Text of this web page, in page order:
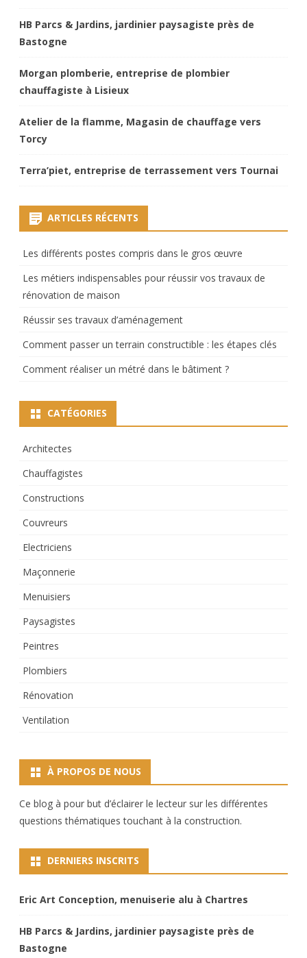
HB Parcs & Jardins, jardinier paysagiste près de
Bastogne
Morgan plomberie, entreprise de plombier
chauffagiste à Lisieux
Atelier de la flamme, Magasin de chauffage vers
Torcy
Terra’piet, entreprise de terrassement vers Tournai
ARTICLES RÉCENTS
Les différents postes compris dans le gros œuvre
Les métiers indispensables pour réussir vos travaux de
rénovation de maison
Réussir ses travaux d’aménagement
Comment passer un terrain constructible : les étapes clés
Comment réaliser un métré dans le bâtiment ?
CATÉGORIES
Architectes
Chauffagistes
Constructions
Couvreurs
Electriciens
Maçonnerie
Menuisiers
Paysagistes
Peintres
Plombiers
Rénovation
Ventilation
À PROPOS DE NOUS
Ce blog à pour but d’éclairer le lecteur sur les différentes
questions thématiques touchant à la construction.
DERNIERS INSCRITS
Eric Art Conception, menuiserie alu à Chartres
HB Parcs & Jardins, jardinier paysagiste près de
Bastogne